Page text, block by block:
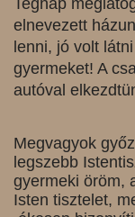
Tegnap
elnevezett
lenni, jó volt
gyermeket! A
autóval
Megvagyok
legszebb
gyermeki öröm,
Isten tisztelet,